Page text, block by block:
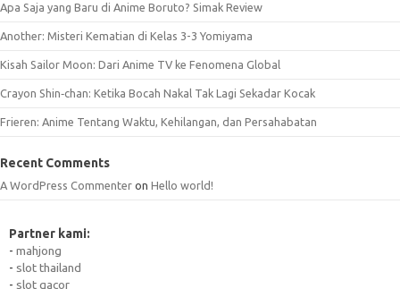
Apa Saja yang Baru di Anime Boruto? Simak Review
Another: Misteri Kematian di Kelas 3-3 Yomiyama
Kisah Sailor Moon: Dari Anime TV ke Fenomena Global
Crayon Shin‑chan: Ketika Bocah Nakal Tak Lagi Sekadar Kocak
Frieren: Anime Tentang Waktu, Kehilangan, dan Persahabatan
Recent Comments
A WordPress Commenter on Hello world!
Partner kami:
- mahjong
- slot thailand
- slot gacor